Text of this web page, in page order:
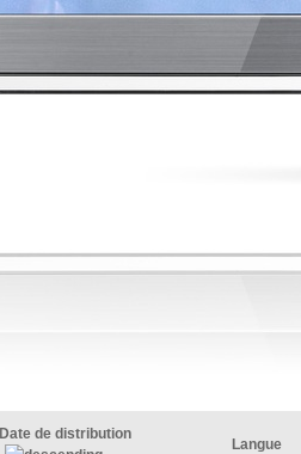
Date de distribution
Langue